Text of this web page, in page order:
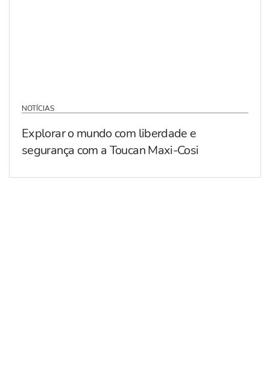
NOTÍCIAS
Explorar o mundo com liberdade e
segurança com a Toucan Maxi-Cosi